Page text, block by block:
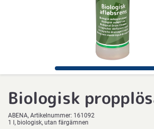
Biologisk
ABENA Artikelnummer: 161092
1 l, biologisk, utan färgämnen